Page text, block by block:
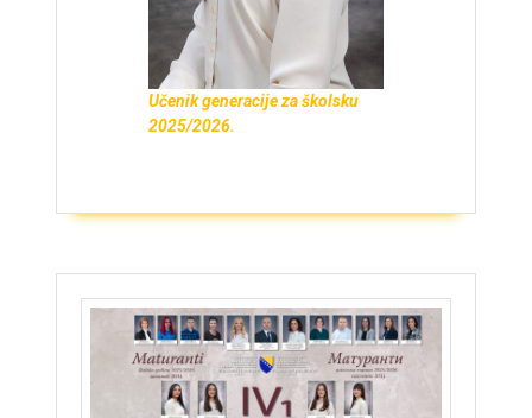
Učenik generacije za školsku
2025/2026.